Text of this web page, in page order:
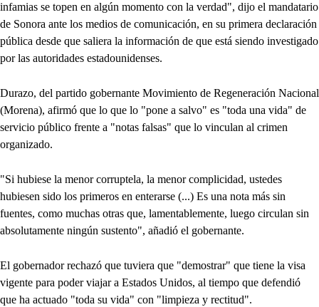
infamias se topen en algún momento con la verdad", dijo el mandatario
de Sonora ante los medios de comunicación, en su primera declaración
pública desde que saliera la información de que está siendo investigado
por las autoridades estadounidenses.
Durazo, del partido gobernante Movimiento de Regeneración Nacional
(Morena), afirmó que lo que lo "pone a salvo" es "toda una vida" de
servicio público frente a "notas falsas" que lo vinculan al crimen
organizado.
"Si hubiese la menor corruptela, la menor complicidad, ustedes
hubiesen sido los primeros en enterarse (...) Es una nota más sin
fuentes, como muchas otras que, lamentablemente, luego circulan sin
absolutamente ningún sustento", añadió el gobernante.
El gobernador rechazó que tuviera que "demostrar" que tiene la visa
vigente para poder viajar a Estados Unidos, al tiempo que defendió
que ha actuado "toda su vida" con "limpieza y rectitud".